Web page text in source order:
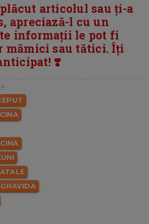
articolul sau ți-a
apreciază-l cu un
informații le pot fi
mămici sau tătici. Îți
❣️
GRAVIDA